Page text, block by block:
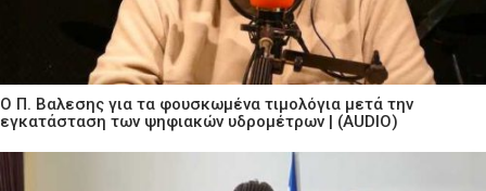
Ο Π. Βαλεσης για τα φουσκωμένα τιμολόγια μετά την
εγκατάσταση των ψηφιακών υδρομέτρων | (AUDIO)